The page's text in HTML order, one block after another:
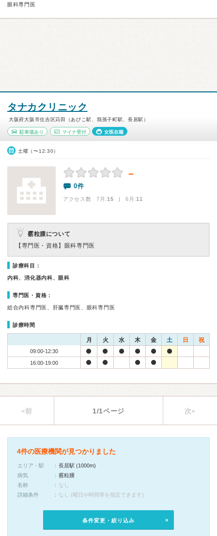
眼科専門医
タナカクリニック
大阪府大阪市住吉区苅田（あびこ駅、我孫子町駅、長居駅）
駐車場あり マイナ受付 女医在籍
土曜（〜12:30）
－
0件
アクセス数 7月:15 | 6月:11
霰粒腫について
【専門医・資格】 眼科専門医
診療科目：
内科、消化器内科、眼科
専門医・資格：
総合内科専門医、肝臓専門医、眼科専門医
診療時間
月 火 水 木 金 土 日 祝
09:00-12:30
16:00-19:00
«前 1/1ページ 次»
4件の医療機関が見つかりました
エリア・駅
長居駅 (1000m)
病気
霰粒腫
名称
なし
詳細条件
なし (曜日や時間帯を指定できます)
条件変更・絞り込み